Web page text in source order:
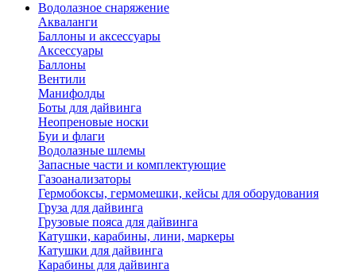
Водолазное снаряжение
Акваланги
Баллоны и аксессуары
Аксессуары
Баллоны
Вентили
Манифолды
Боты для дайвинга
Неопреновые носки
Буи и флаги
Водолазные шлемы
Запасные части и комплектующие
Газоанализаторы
Гермобоксы, гермомешки, кейсы для оборудования
Груза для дайвинга
Грузовые пояса для дайвинга
Катушки, карабины, лини, маркеры
Катушки для дайвинга
Карабины для дайвинга